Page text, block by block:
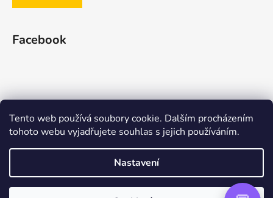
Tento web používá soubory cookie. Dalším procházením
tohoto webu vyjadřujete souhlas s jejich používáním.
Nastavení
Facebook
Způsob ověřování recenzí
Vytvořil Shoptet Premium